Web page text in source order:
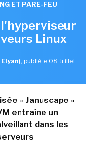
ET PARE-FEU
Linux
Elyan) , publié le 08 Juillet
« Januscape »
entraîne un
dans les